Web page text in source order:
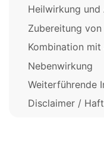
Heilwirkung
Zubereitung
Kombination
Nebenwirkung
Weiterführende
Disclaimer /